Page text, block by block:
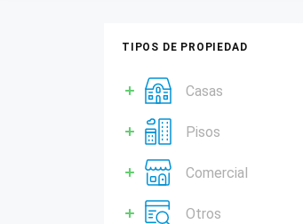
TIPOS DE PROPIEDAD
Casas
Pisos
Comercial
Otros